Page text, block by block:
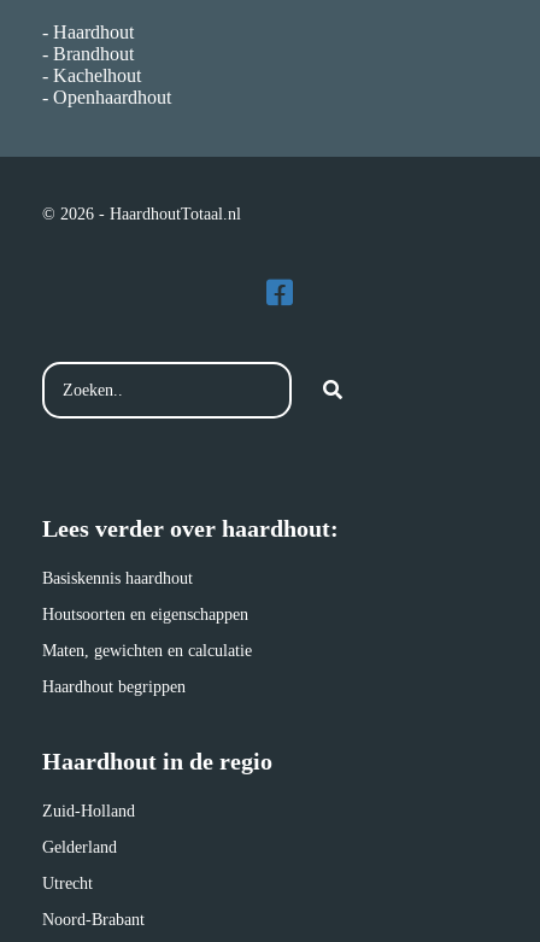
- Haardhout
- Brandhout
- Kachelhout
- Openhaardhout
© 2026 - HaardhoutTotaal.nl
Lees verder over haardhout:
Basiskennis haardhout
Houtsoorten en eigenschappen
Maten, gewichten en calculatie
Haardhout begrippen
Haardhout in de regio
Zuid-Holland
Gelderland
Utrecht
Noord-Brabant